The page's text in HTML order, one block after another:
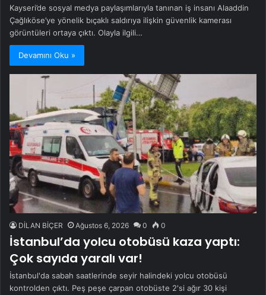
Kayseri’de sosyal medya paylaşımlarıyla tanınan iş insanı Alaaddin
Çağlıköse’ye yönelik bıçaklı saldırıya ilişkin güvenlik kamerası
görüntüleri ortaya çıktı. Olayla ilgili…
Devamını Oku »
DİLAN BİÇER Ağustos 6, 2026 0 0
İstanbul’da yolcu otobüsü kaza yaptı:
Çok sayıda yaralı var!
İstanbul'da sabah saatlerinde seyir halindeki yolcu otobüsü
kontrolden çıktı. Peş peşe çarpan otobüste 2'si ağır 30 kişi